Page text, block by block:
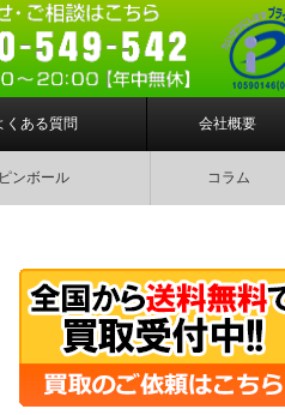
くある質問 会社概要
ンボール コラム